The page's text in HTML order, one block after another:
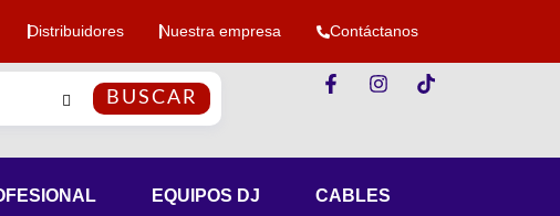
Distribuidores Nuestra empresa Contáctanos
BUSCAR
EQUIPOS DJ CABLES